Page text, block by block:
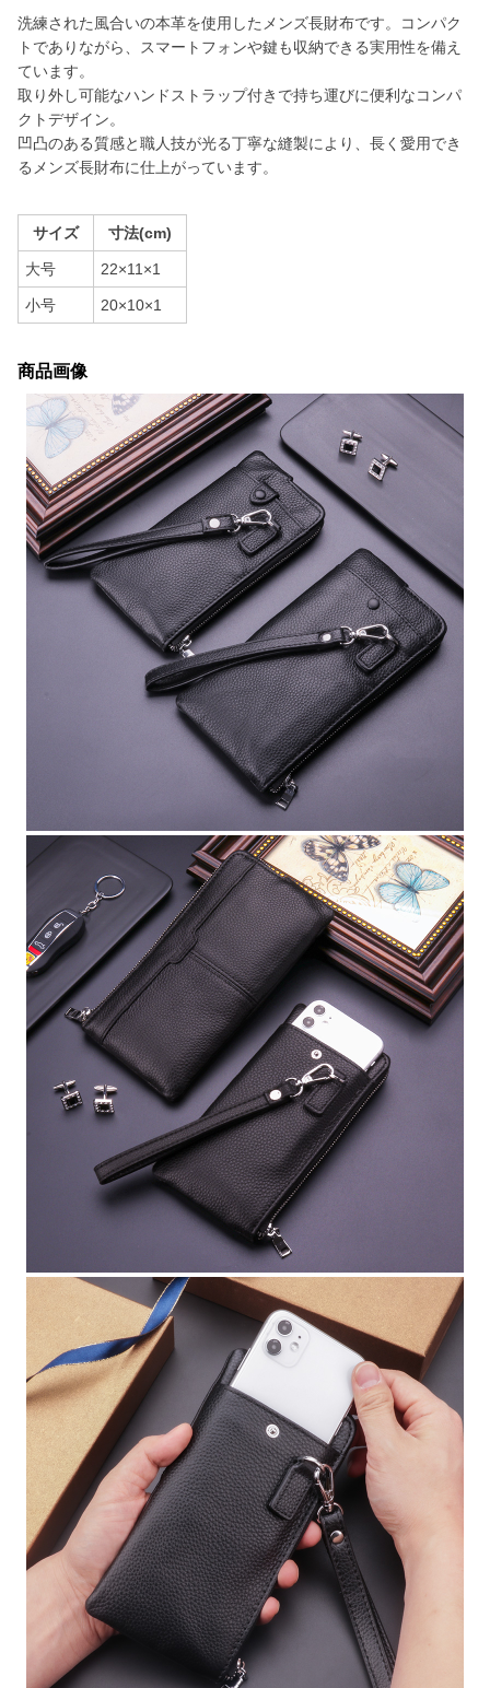
洗練された風合いの本革を使用したメンズ長財布です。コンパク
トでありながら、スマートフォンや鍵も収納できる実用性を備え
ています。
取り外し可能なハンドストラップ付きで持ち運びに便利なコンパ
クトデザイン。
凹凸のある質感と職人技が光る丁寧な縫製により、長く愛用でき
るメンズ長財布に仕上がっています。
サイズ 寸法(cm)
大号 22×11×1
小号 20×10×1
商品画像